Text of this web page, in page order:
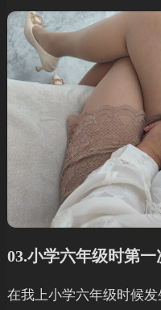
03.小学六年级时第一
在我上小学六年级时候